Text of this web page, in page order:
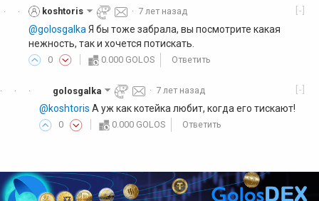
·
· [-]
koshtoris · 7 лет назад
@golosgalka Я бы тоже забрала, вы посмотрите какая
нежность, так и хочется потискать.
0 0.000 GOLOS Ответить
·
·
· [-]
golosgalka · 7 лет назад
@koshtoris А уж как котейка любит, когда его тискают!
0 0.000 GOLOS Ответить